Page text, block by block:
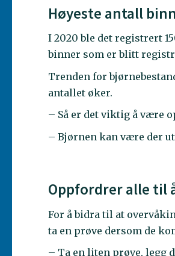
Høyeste antall
I 2020 ble det registrert
binner som er blitt
Trenden for
antallet øker.
– Så er det viktig å være
– Bjørnen kan være der
Oppfordrer alle til
For å bidra til at
ta en prøve dersom de
– Ta en liten prøve, legg